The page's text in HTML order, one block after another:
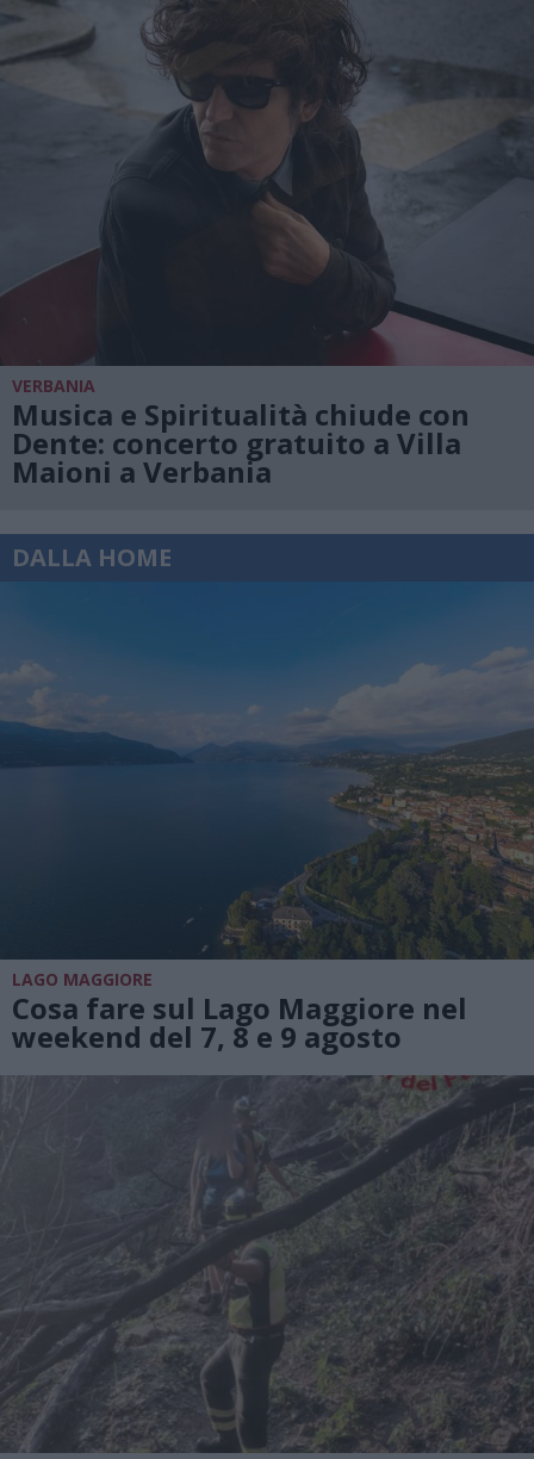
VERBANIA
Musica e Spiritualità chiude con
Dente: concerto gratuito a Villa
Maioni a Verbania
DALLA HOME
LAGO MAGGIORE
Cosa fare sul Lago Maggiore nel
weekend del 7, 8 e 9 agosto